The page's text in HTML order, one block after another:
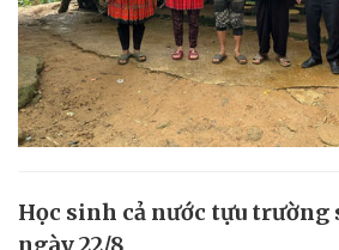
Học sinh cả nước tựu trường
ngày 22/8